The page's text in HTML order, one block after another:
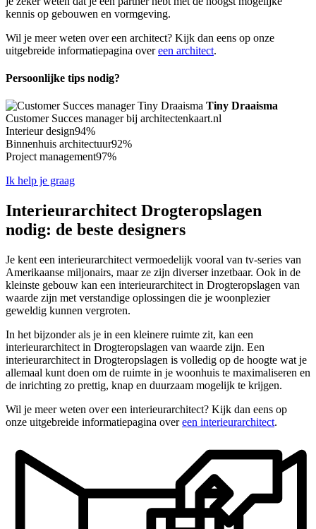
kennis op gebouwen en vormgeving.
Wil je meer weten over een architect? Kijk dan eens op onze
uitgebreide informatiepagina overeen architect.
Persoonlijke tips nodig?
Tiny Draaisma
Customer Succes manager bij architectenkaart.nl
Interieur design94%
Binnenhuis architectuur92%
Project management97%
Ik help je graag
Interieurarchitect Drogteropslagen
nodig: de beste designers
Je kent een interieurarchitect vermoedelijk vooral van tv-series van
Amerikaanse miljonairs, maar ze zijn diverser inzetbaar. Ook in de
kleinste gebouw kan een interieurarchitect in Drogteropslagen van
waarde zijn met verstandige oplossingen die je woonplezier
geweldig kunnen vergroten.
In het bijzonder als je in een kleinere ruimte zit, kan een
interieurarchitect in Drogteropslagen van waarde zijn. Een
interieurarchitect in Drogteropslagen is volledig op de hoogte wat je
allemaal kunt doen om de ruimte in je woonhuis te maximaliseren en
de inrichting zo prettig, knap en duurzaam mogelijk te krijgen.
Wil je meer weten over een interieurarchitect? Kijk dan eens op
onze uitgebreide informatiepagina overeen interieurarchitect.